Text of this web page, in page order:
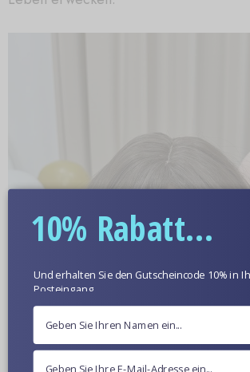
10% Rabatt...
Und erhalten Sie den Gutscheincode 10% in
Posteingang.